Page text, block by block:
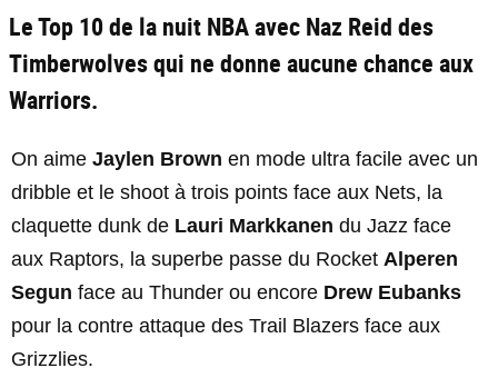
Le Top 10 de la nuit NBA avec Naz Reid des
Timberwolves qui ne donne aucune chance aux
Warriors.
On aime Jaylen Brown en mode ultra facile avec un
dribble et le shoot à trois points face aux Nets, la
claquette dunk de Lauri Markkanen du Jazz face
aux Raptors, la superbe passe du Rocket Alperen
Segun face au Thunder ou encore Drew Eubanks
pour la contre attaque des Trail Blazers face aux
Grizzlies.